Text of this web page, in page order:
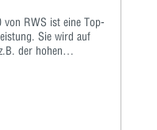
von RWS ist eine Top-
Sie wird auf
der hohen
von international
Egal ob auf 50 m
geeignet. Sie
mit dem Gewehr
Randfeuerpatronen,